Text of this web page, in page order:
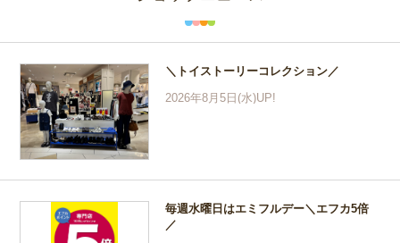
＼トイストーリーコレクション／
2026年8月5日(水)UP!
毎週水曜日はエミフルデー＼エフカ5倍
／